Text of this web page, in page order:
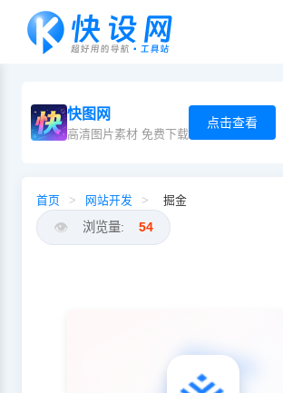
快图网
高清图片素材 免费下载
点击查看
首页 > 网站开发 > 掘金
👁️ 浏览量: 54